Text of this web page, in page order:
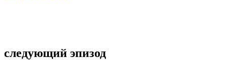
следующий эпизод